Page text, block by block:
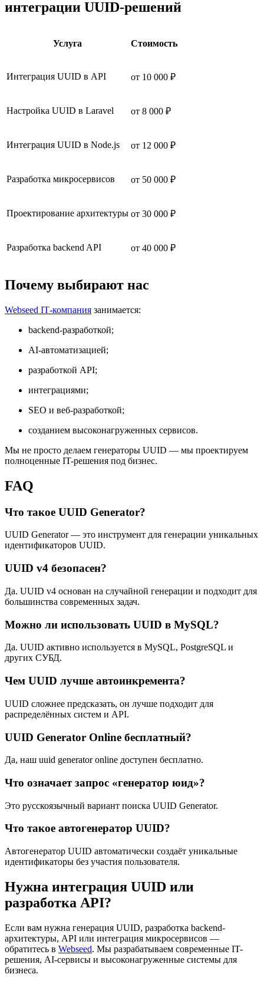
интеграции UUID-решений
Услуга Стоимость
Интеграция UUID в API от 10 000 ₽
Настройка UUID в Laravel от 8 000 ₽
Интеграция UUID в Node.js от 12 000 ₽
Разработка микросервисов от 50 000 ₽
Проектирование архитектуры от 30 000 ₽
Разработка backend API от 40 000 ₽
Почему выбирают нас
Webseed IT‑компания занимается:
backend-разработкой;
AI-автоматизацией;
разработкой API;
интеграциями;
SEO и веб-разработкой;
созданием высоконагруженных сервисов.
Мы не просто делаем генераторы UUID — мы проектируем
полноценные IT-решения под бизнес.
FAQ
Что такое UUID Generator?
UUID Generator — это инструмент для генерации уникальных
идентификаторов UUID.
UUID v4 безопасен?
Да. UUID v4 основан на случайной генерации и подходит для
большинства современных задач.
Можно ли использовать UUID в MySQL?
Да. UUID активно используется в MySQL, PostgreSQL и
других СУБД.
Чем UUID лучше автоинкремента?
UUID сложнее предсказать, он лучше подходит для
распределённых систем и API.
UUID Generator Online бесплатный?
Да, наш uuid generator online доступен бесплатно.
Что означает запрос «генератор юид»?
Это русскоязычный вариант поиска UUID Generator.
Что такое автогенератор UUID?
Автогенератор UUID автоматически создаёт уникальные
идентификаторы без участия пользователя.
Нужна интеграция UUID или
разработка API?
Если вам нужна генерация UUID, разработка backend-
архитектуры, API или интеграция микросервисов —
обратитесь в Webseed. Мы разрабатываем современные IT-
решения, AI-сервисы и высоконагруженные системы для
бизнеса.